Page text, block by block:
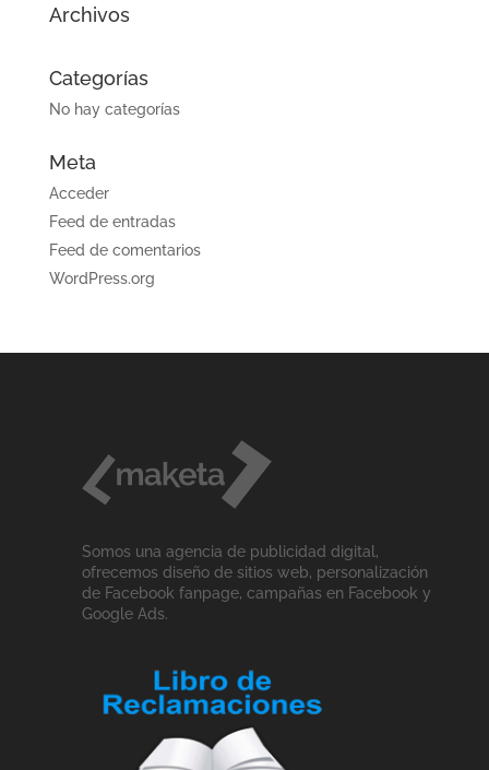
Archivos
Categorías
No hay categorías
Meta
Acceder
Feed de entradas
Feed de comentarios
WordPress.org
Somos una agencia de publicidad digital,
ofrecemos diseño de sitios web, personalización
de Facebook fanpage, campañas en Facebook y
Google Ads.